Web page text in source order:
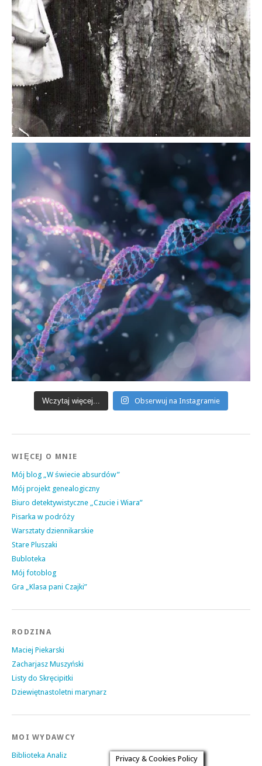
Wczytaj więcej... Obserwuj na Instagramie
WIĘCEJ O MNIE
Mój blog „W świecie absurdów”
Mój projekt genealogiczny
Biuro detektywistyczne „Czucie i Wiara”
Pisarka w podróży
Warsztaty dziennikarskie
Stare Pluszaki
Bubloteka
Mój fotoblog
Gra „Klasa pani Czajki”
RODZINA
Maciej Piekarski
Zacharjasz Muszyński
Listy do Skręcipitki
Dziewiętnastoletni marynarz
MOI WYDAWCY
Biblioteka Analiz
Privacy & Cookies Policy